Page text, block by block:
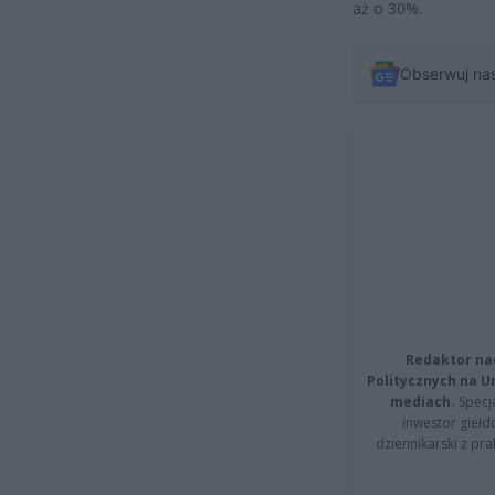
aż o 30%.
Obserwuj
Redaktor
Politycznych na
mediach.
inwestor
dziennikarski z